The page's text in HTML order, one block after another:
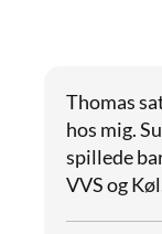
Thomas
hos mig.
spillede
VVS og